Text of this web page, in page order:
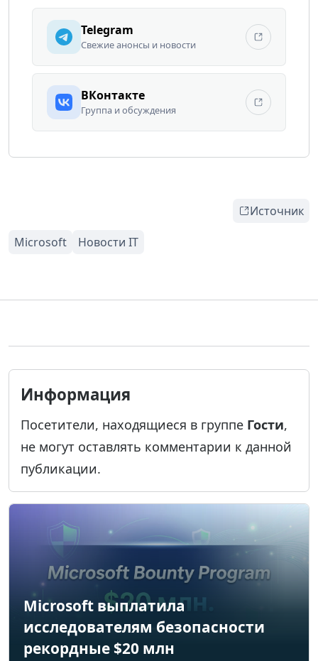
Telegram
Свежие анонсы и новости
ВКонтакте
Группа и обсуждения
Источник
Информация
Посетители, находящиеся в группе Гости,
не могут оставлять комментарии к данной
публикации.
Microsoft выплатила
исследователям безопасности
рекордные $20 млн